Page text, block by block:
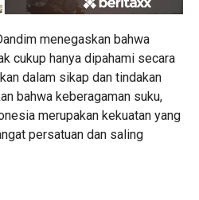
menegaskan bahwa
cukup hanya dipahami secara
dalam sikap dan tindakan
bahwa keberagaman suku,
merupakan kekuatan yang
persatuan dan saling